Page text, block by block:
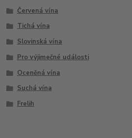
Červená vína
Tichá vína
Slovinská vína
Pro výjimečné události
Oceněná vína
Suchá vína
Frelih